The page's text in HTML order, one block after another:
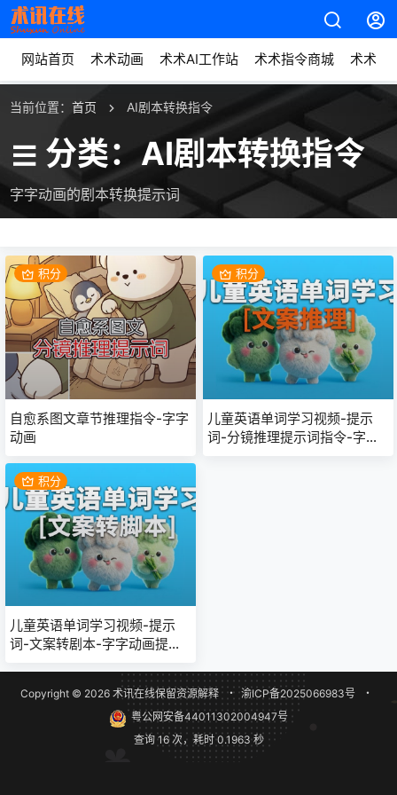
网站首页 术术动画 术术AI工作站 术术指令商城 术术动
当前位置： 首页 AI剧本转换指令
分类：AI剧本转换指令
字字动画的剧本转换提示词
积分
自愈系图文章节推理指令-字字
动画
积分
儿童英语单词学习视频-提示
词-分镜推理提示词指令-字字
积分
儿童英语单词学习视频-提示
词-文案转剧本-字字动画提示
Copyright © 2026术讯在线保留资源解释 ・ 渝ICP备2025066983号
・
粤公网安备44011302004947号
查询 16 次，耗时 0.1963 秒